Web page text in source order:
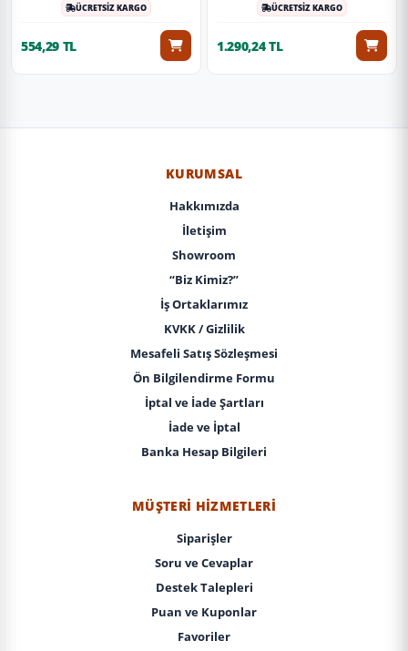
ÜCRETSİZ KARGO
554,29 TL
ÜCRETSİZ KARGO
1.290,24 TL
KURUMSAL
Hakkımızda
İletişim
Showroom
“Biz Kimiz?”
İş Ortaklarımız
KVKK / Gizlilik
Mesafeli Satış Sözleşmesi
Ön Bilgilendirme Formu
İptal ve İade Şartları
İade ve İptal
Banka Hesap Bilgileri
MÜŞTERI HIZMETLERI
Siparişler
Soru ve Cevaplar
Destek Talepleri
Puan ve Kuponlar
Favoriler